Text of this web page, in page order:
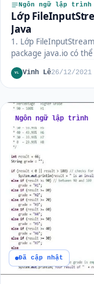
Ngôn ngữ lập trình
Lớp
Java
1. Lớp
package java.io có
VL Vinh Lê26/12/2021
Ngôn ngữ lập trình
Đã cập nhật